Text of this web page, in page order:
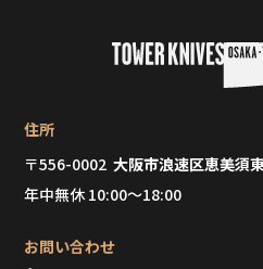
状態で入社しましたが、3か
住所
〒556-0002大阪市浪速区恵美須
年中無休 10:00～18:00
お問い合わせ